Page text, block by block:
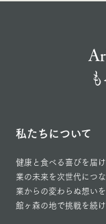
私たちについて
健康と食べる喜びを届け
業の未来を次世代につな
業からの変わらぬ想いを
館ヶ森の地で挑戦を続け